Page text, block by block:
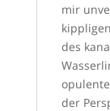
mir
des
der